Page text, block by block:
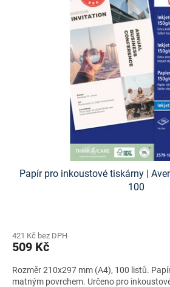
Papír pro inkoustové tiskárny |
100
421 Kč bez DPH
509 Kč
Rozměr 210x297 mm (A4), 100 listů.
matným povrchem. Určeno pro